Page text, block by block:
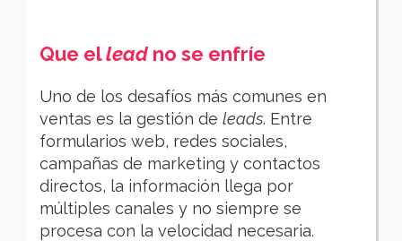
Que ellead no se enfríe
Uno de los desafíos más comunes en
ventas es la gestión de leads. Entre
formularios web, redes sociales,
campañas de marketing y contactos
directos, la información llega por
múltiples canales y no siempre se
procesa con la velocidad necesaria.